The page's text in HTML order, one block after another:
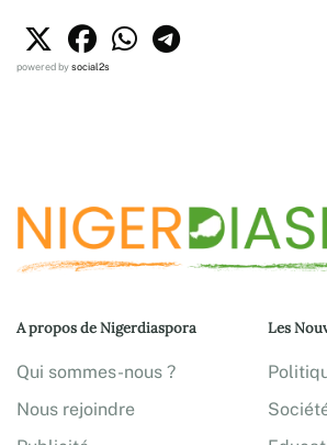
powered bysocial2s
A propos de Nigerdiaspora
Qui sommes-nous ?
Nous rejoindre
Les